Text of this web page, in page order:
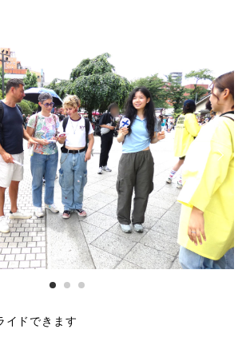
イドできます